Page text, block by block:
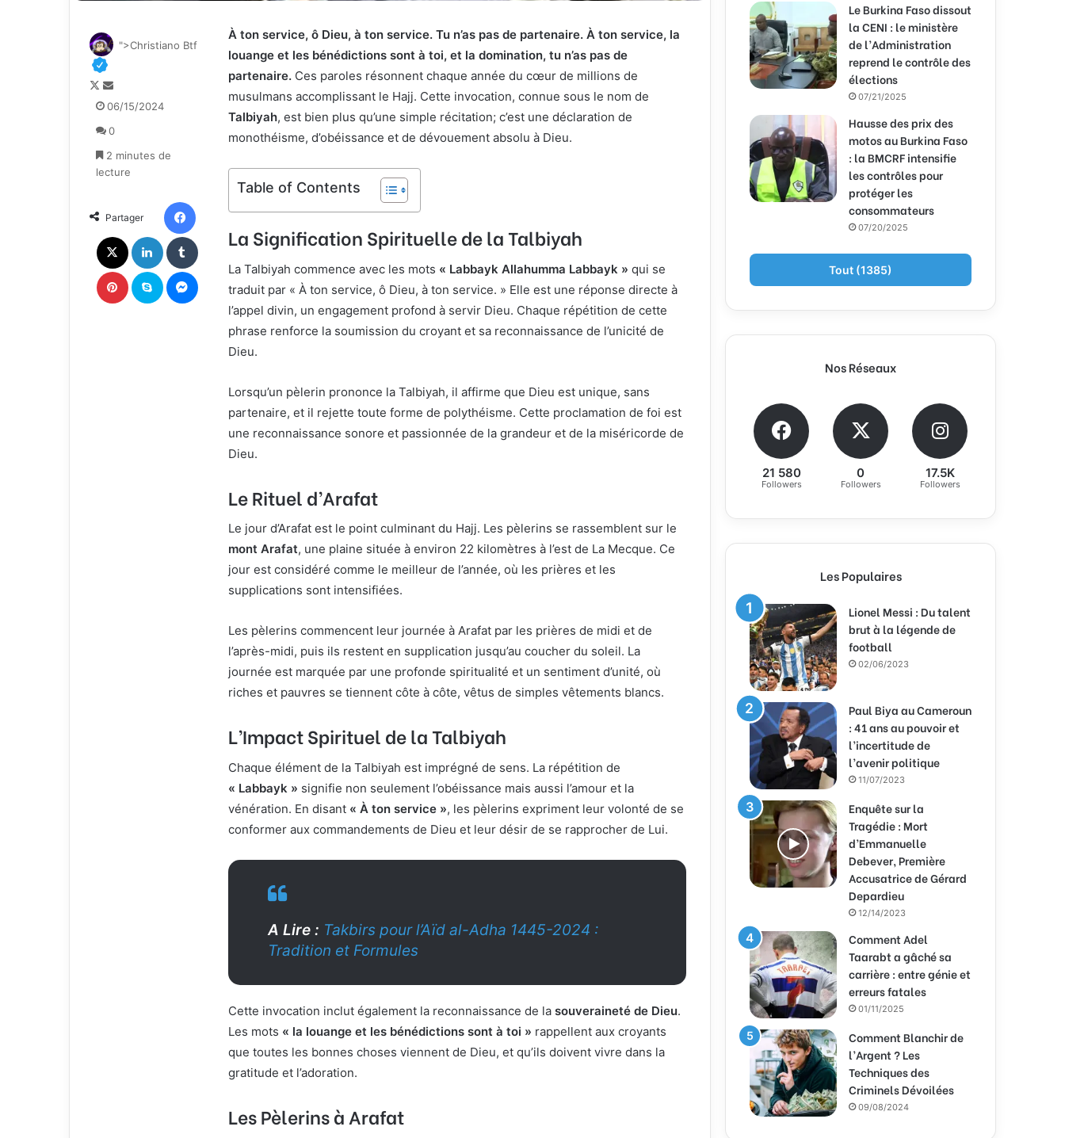
À ton service, ô Dieu, à ton service. Tu n’as pas de partenaire. À ton service, la
louange et les bénédictions sont à toi, et la domination, tu n’as pas de
partenaire. Ces paroles résonnent chaque année du cœur de millions de
musulmans accomplissant le Hajj. Cette invocation, connue sous le nom de
Talbiyah, est bien plus qu’une simple récitation; c’est une déclaration de
monothéisme, d’obéissance et de dévouement absolu à Dieu.
Table of Contents
La Signification Spirituelle de la Talbiyah
La Talbiyah commence avec les mots « Labbayk Allahumma Labbayk » qui se
traduit par « À ton service, ô Dieu, à ton service. » Elle est une réponse directe à
l’appel divin, un engagement profond à servir Dieu. Chaque répétition de cette
phrase renforce la soumission du croyant et sa reconnaissance de l’unicité de
Dieu.
Lorsqu’un pèlerin prononce la Talbiyah, il affirme que Dieu est unique, sans
partenaire, et il rejette toute forme de polythéisme. Cette proclamation de foi est
une reconnaissance sonore et passionnée de la grandeur et de la miséricorde de
Dieu.
Le Rituel d’Arafat
Le jour d’Arafat est le point culminant du Hajj. Les pèlerins se rassemblent sur le
mont Arafat, une plaine située à environ 22 kilomètres à l’est de La Mecque. Ce
jour est considéré comme le meilleur de l’année, où les prières et les
supplications sont intensifiées.
Les pèlerins commencent leur journée à Arafat par les prières de midi et de
l’après-midi, puis ils restent en supplication jusqu’au coucher du soleil. La
journée est marquée par une profonde spiritualité et un sentiment d’unité, où
riches et pauvres se tiennent côte à côte, vêtus de simples vêtements blancs.
L’Impact Spirituel de la Talbiyah
Chaque élément de la Talbiyah est imprégné de sens. La répétition de
« Labbayk » signifie non seulement l’obéissance mais aussi l’amour et la
vénération. En disant « À ton service », les pèlerins expriment leur volonté de se
conformer aux commandements de Dieu et leur désir de se rapprocher de Lui.
A Lire : Takbirs pour l’Aïd al-Adha 1445-2024 :
Tradition et Formules
Cette invocation inclut également la reconnaissance de la souveraineté de Dieu.
Les mots « la louange et les bénédictions sont à toi » rappellent aux croyants
que toutes les bonnes choses viennent de Dieu, et qu’ils doivent vivre dans la
gratitude et l’adoration.
Les Pèlerins à Arafat
">Christiano Btf
F
o
l
o
w
X
n
o
y
e
n
c
o
u
r
r
06/15/2024
0
2 minutes de
lecture
Partager
Le Burkina Faso dissout
la CENI : le ministère
de l’Administration
reprend le contrôle des
élections
07/21/2025
Hausse des prix des
motos au Burkina Faso
: la BMCRF intensifie
les contrôles pour
protéger les
consommateurs
07/20/2025
Tout (1385)
Nos Réseaux
21 580
Followers
0
Followers
17.5K
Followers
Les Populaires
Lionel Messi : Du talent
brut à la légende de
football
02/06/2023
Paul Biya au Cameroun
: 41 ans au pouvoir et
l’incertitude de
l’avenir politique
11/07/2023
Enquête sur la
Tragédie : Mort
d’Emmanuelle
Debever, Première
Accusatrice de Gérard
Depardieu
12/14/2023
Comment Adel
Taarabt a gâché sa
carrière : entre génie et
erreurs fatales
01/11/2025
Comment Blanchir de
l’Argent ? Les
Techniques des
Criminels Dévoilées
09/08/2024